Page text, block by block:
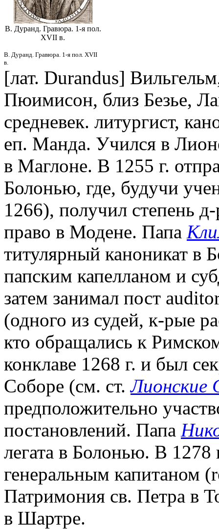
В. Дуранд. Гравюра. 1-я пол.
XVII в.
В. Дуранд. Гравюра. 1-я пол. XVII
в.
[лат. Durandus]
Пюимисон, близ Безье,
средневек. литургист,
еп. Манда. Учился в
в Маглоне. В 1255 г.
Болонью, где, будучи
1266), получил степень
право в Модене. Папа
титулярный каноникат в
папским капелланом и
затем занимал пост
(одного из судей, к-рые
кто обращались к
конклаве 1268 г. и был
Соборе (см. ст.Лионские
предположительно
постановлений. Папа
легата в Болонью. В 1278
генеральным капитаном
Патримония св. Петра в
в Шартре.